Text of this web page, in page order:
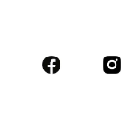
Аксесоари